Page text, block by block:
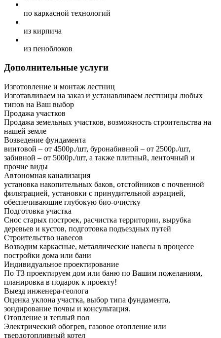
по каркасной технологий
из кирпича
из пеноблоков
Дополнительные услуги
Изготовление и монтаж лестниц
Изготавливаем на заказ и устанавливаем лестницы любых
типов на Ваш выбор
Продажа участков
Продажа земельных участков, возможность строительства на
нашей земле
Возведение фундамента
винтовой – от 4500р./шт, буронабивной – от 2500р./шт,
забивной – от 5000р./шт, а также плитный, ленточный и
прочие виды
Автономная канализация
установка накопительных баков, отстойников с почвенной
фильтрацией, установки с принудительной аэрацией,
обеспечивающие глубокую био-очистку
Подготовка участка
Снос старых построек, расчистка территории, вырубка
деревьев и кустов, подготовка подъездных путей
Строительство навесов
Возводим каркасные, металлические навесы в процессе
постройки дома или бани
Индивидуальное проектирование
По ТЗ проектируем дом или баню по Вашим пожеланиям,
планировка в подарок к проекту!
Выезд инженера-геолога
Оценка уклона участка, выбор типа фундамента,
зондирование почвы и консультация.
Отопление и теплый пол
Электрический обогрев, газовое отопление или
твердотопливный котел